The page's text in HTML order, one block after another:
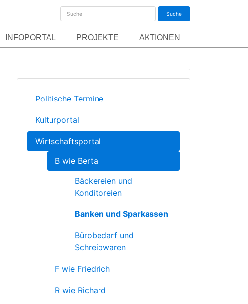
Suche
INFOPORTAL PROJEKTE AKTIONEN
Politische Termine
Kulturportal
Wirtschaftsportal
B wie Berta
Bäckereien und
Konditoreien
Banken und Sparkassen
Bürobedarf und
Schreibwaren
F wie Friedrich
R wie Richard